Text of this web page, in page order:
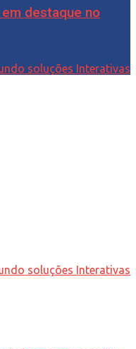
destaque no
soluções Interativas
soluções Interativas